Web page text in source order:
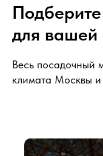
для вашей
Весь посадочный
климата Москвы